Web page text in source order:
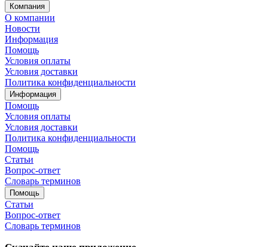
Компания
О компании
Новости
Информация
Помощь
Условия оплаты
Условия доставки
Политика конфиденциальности
Информация
Помощь
Условия оплаты
Условия доставки
Политика конфиденциальности
Помощь
Статьи
Вопрос-ответ
Словарь терминов
Помощь
Статьи
Вопрос-ответ
Словарь терминов